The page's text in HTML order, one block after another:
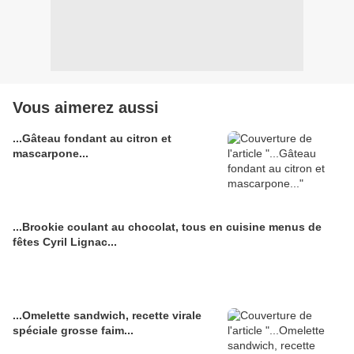
Vous aimerez aussi
...Gâteau fondant au citron et
mascarpone...
...Brookie coulant au chocolat, tous en cuisine menus de
fêtes Cyril Lignac...
...Omelette sandwich, recette virale
spéciale grosse faim...